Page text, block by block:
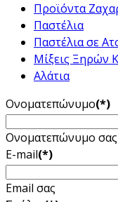
Προϊόντα
Παστέλια
Παστέλια σε
Μίξεις Ξηρών
Αλάτια
Ονοματεπώνυμο(*)
Ονοματεπώνυμο σας
E-mail(*)
Email σας